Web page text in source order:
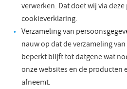
verwerken. Dat doet wij via deze
cookieverklaring.
Verzameling van
nauw op dat de verzameling
beperkt blijft tot datgene wat
onze websites en de producten
afneemt.